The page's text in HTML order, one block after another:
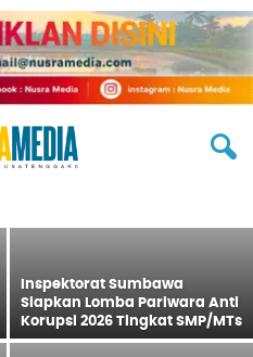
POLITIK SOSMAS
TECH
Industri
Global
Inspektorat Sumbawa
Siapkan Lomba Pariwara Anti
Korupsi 2026 Tingkat SMP/MTs